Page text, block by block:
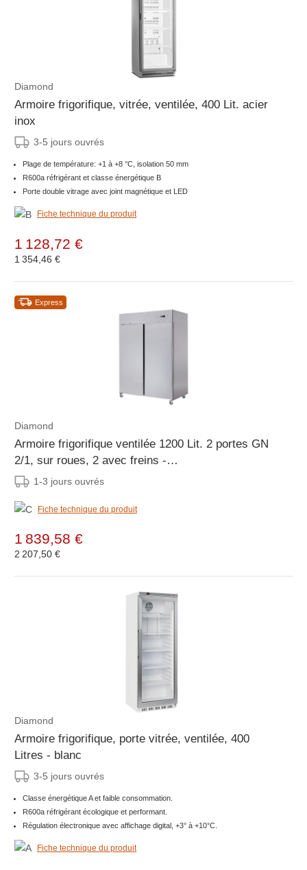
Diamond
Armoire frigorifique, vitrée, ventilée, 400 Lit. acier
inox
3-5 jours ouvrés
Plage de température: +1 à +8 °C, isolation 50 mm
R600a réfrigérant et classe énergétique B
Porte double vitrage avec joint magnétique et LED
Fiche technique du produit
1 128,72 €
1 354,46 €
Express
Diamond
Armoire frigorifique ventilée 1200 Lit. 2 portes GN
2/1, sur roues, 2 avec freins -
1400x823x(h)2045mm
1-3 jours ouvrés
Fiche technique du produit
1 839,58 €
2 207,50 €
Diamond
Armoire frigorifique, porte vitrée, ventilée, 400
Litres - blanc
3-5 jours ouvrés
Classe énergétique A et faible consommation.
R600a réfrigérant écologique et performant.
Régulation électronique avec affichage digital, +3° à +10°C.
Fiche technique du produit